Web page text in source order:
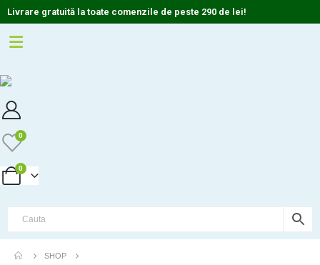
Livrare gratuită la toate comenzile de peste 290 de lei!
0
0
SHOP